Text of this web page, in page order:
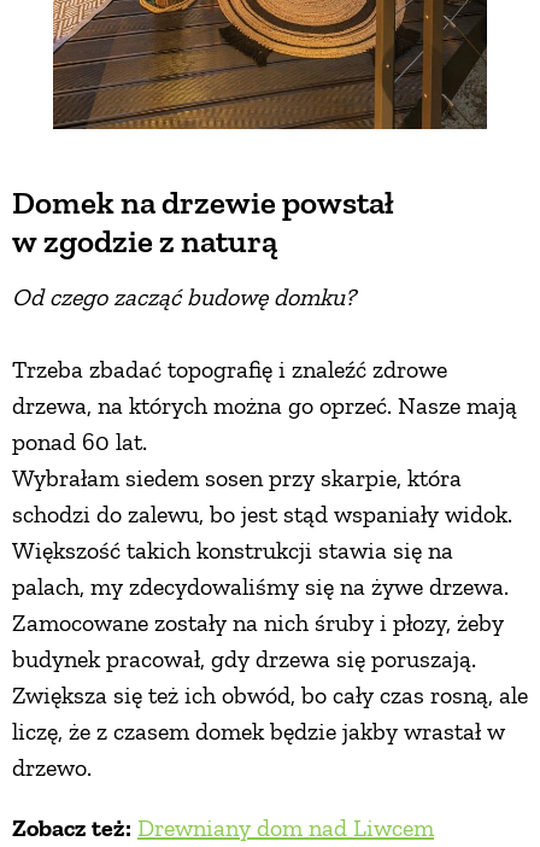
Domek na drzewie powstał
w zgodzie z naturą
Od czego zacząć budowę domku?
Trzeba zbadać topografię i znaleźć zdrowe
drzewa, na których można go oprzeć. Nasze mają
ponad 60 lat.
Wybrałam siedem sosen przy skarpie, która
schodzi do zalewu, bo jest stąd wspaniały widok.
Większość takich konstrukcji stawia się na
palach, my zdecydowaliśmy się na żywe drzewa.
Zamocowane zostały na nich śruby i płozy, żeby
budynek pracował, gdy drzewa się poruszają.
Zwiększa się też ich obwód, bo cały czas rosną, ale
liczę, że z czasem domek będzie jakby wrastał w
drzewo.
Zobacz też: Drewniany dom nad Liwcem